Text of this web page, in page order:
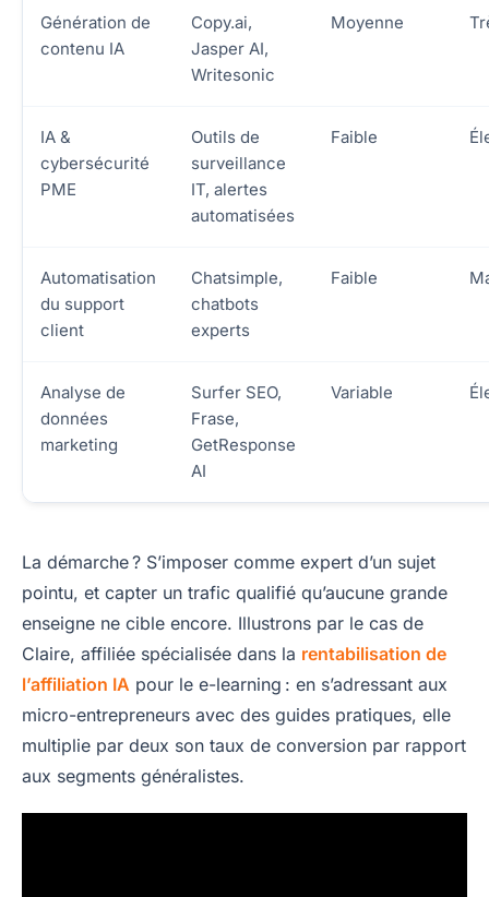
Génération de
contenu IA
Copy.ai,
Jasper AI,
Writesonic
Moyenne
IA &
cybersécurité
PME
Outils de
surveillance
IT, alertes
automatisées
Faible
Automatisation
du support
client
Chatsimple,
chatbots
experts
Faible
Analyse de
données
marketing
Surfer SEO,
Frase,
GetResponse
AI
Variable
La démarche ? S’imposer comme expert d’un sujet
pointu, et capter un trafic qualifié qu’aucune grande
enseigne ne cible encore. Illustrons par le cas de
Claire, affiliée spécialisée dans la rentabilisation de
l’affiliation IA pour le e-learning : en s’adressant aux
micro-entrepreneurs avec des guides pratiques, elle
multiplie par deux son taux de conversion par rapport
aux segments généralistes.